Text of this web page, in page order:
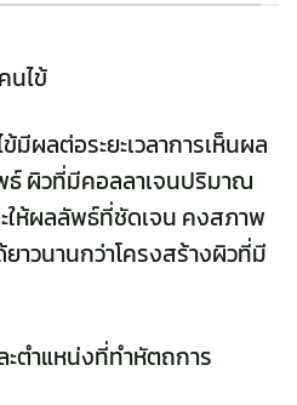
นไข้
ผลต่อระยะเวลาการเห็นผล
ผิวที่มีคอลลาเจนปริมาณ
ให้ผลลัพธ์ที่ชัดเจน คงสภาพ
าวนานกว่าโครงสร้างผิวที่มี
ตำแหน่งที่ทำหัตถการ